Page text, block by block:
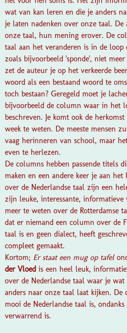
wat van kan leren en die je anders
je laten nadenken over onze taal.
onze taal, hun mening erover. De
taal aan het veranderen is in de
zoals bijvoorbeeld 'sponde', niet
zet de auteur je op het verkeerde
woord als een bestaand woord te
toch bestaan? Geregeld moet je
bijvoorbeeld de column waar in het
beschreven. Je komt ook de
week te weten. De meeste mensen
vaag herinneren van school, maar
even te herlezen.
De columns hebben passende titels
maken en een andere keer je aan
over de Nederlandse taal zijn een
zijn leuke, interessante, informatieve
meer te weten over de Rotterdamse
dat er niemand een column over de
taal is en geen dialect, heeft
compleet gemaakt.
Kortom; Er staat een mug op tafel
der Vloed is een heel leuk,
over de Nederlandse taal waar je
anders naar onze taal laat kijken.
mooi de Nederlandse taal is,
verwarrend is.